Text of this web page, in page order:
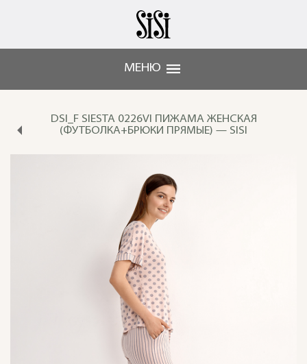
МЕНЮ
DSI_F SIESTA 0226VI ПИЖАМА ЖЕНСКАЯ
(ФУТБОЛКА+БРЮКИ ПРЯМЫЕ) — SISI